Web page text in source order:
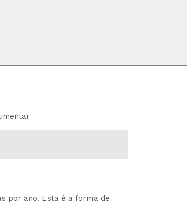
por ano. Esta é a forma de